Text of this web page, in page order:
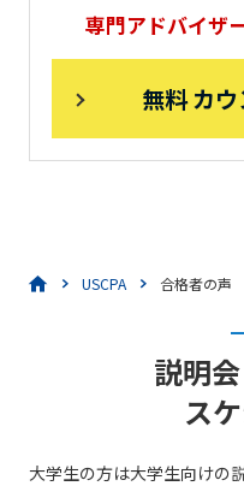
専門アドバイザ
無料 カ
USCPA 合格者の声
説明
ス
大学生の方は大学生向けの